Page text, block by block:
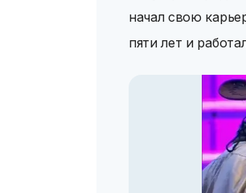
начал свою
пяти лет и